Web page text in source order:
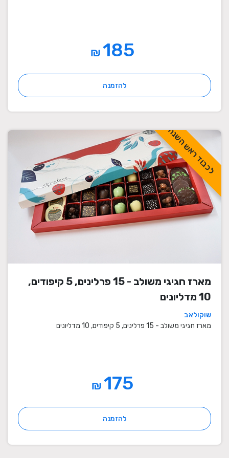
₪
להזמנה
לכבוד ראש השנה
מארז חגיגי משולב - 15 פרלינים, 5 קיפודים,
10 מדליונים
שוקולאב
מארז חגיגי משולב - 15 פרלינים, 5 קיפודים, 10 מדליונים
₪
להזמנה